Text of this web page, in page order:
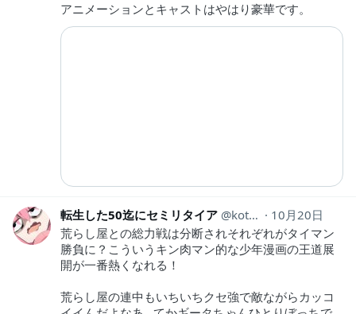
アニメーションとキャストはやはり豪華です。
転生した50迄にセミリタイア kotahinshi2
10月20日
荒らし屋との総力戦は分断されそれぞれがタイマン
勝負に？こういうキン肉マン的な少年漫画の王道展
開が一番熱くなれる！
荒らし屋の連中もいちいちクセ強で敵ながらカッコ